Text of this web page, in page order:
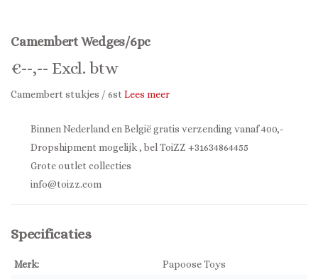
Camembert Wedges/6pc
€--,-- Excl. btw
Camembert stukjes / 6st Lees meer
Binnen Nederland en België gratis verzending vanaf 400,-
Dropshipment mogelijk , bel ToiZZ +31634864455
Grote outlet collecties
info@toizz.com
Specificaties
Merk:
Papoose Toys